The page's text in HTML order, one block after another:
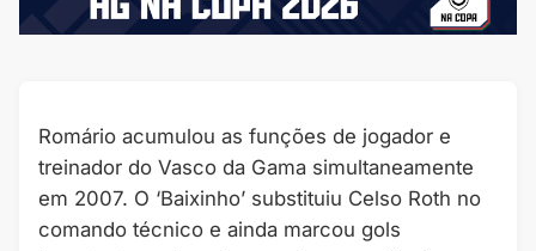
Romário acumulou as funções de jogador e
treinador do Vasco da Gama simultaneamente
em 2007. O ‘Baixinho’ substituiu Celso Roth no
comando técnico e ainda marcou gols